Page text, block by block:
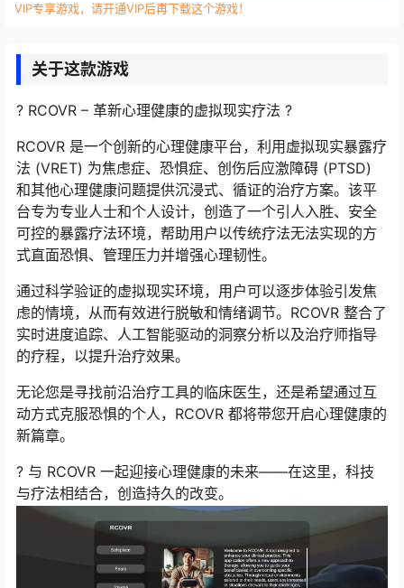
VIP专享游戏，请开通VIP后再下载这个游戏！
关于这款游戏
? RCOVR – 革新心理健康的虚拟现实疗法 ?
RCOVR 是一个创新的心理健康平台，利用虚拟现实暴露疗
法 (VRET) 为焦虑症、恐惧症、创伤后应激障碍 (PTSD)
和其他心理健康问题提供沉浸式、循证的治疗方案。该平
台专为专业人士和个人设计，创造了一个引人入胜、安全
可控的暴露疗法环境，帮助用户以传统疗法无法实现的方
式直面恐惧、管理压力并增强心理韧性。
通过科学验证的虚拟现实环境，用户可以逐步体验引发焦
虑的情境，从而有效进行脱敏和情绪调节。RCOVR 整合了
实时进度追踪、人工智能驱动的洞察分析以及治疗师指导
的疗程，以提升治疗效果。
无论您是寻找前沿治疗工具的临床医生，还是希望通过互
动方式克服恐惧的个人，RCOVR 都将带您开启心理健康的
新篇章。
? 与 RCOVR 一起迎接心理健康的未来——在这里，科技
与疗法相结合，创造持久的改变。